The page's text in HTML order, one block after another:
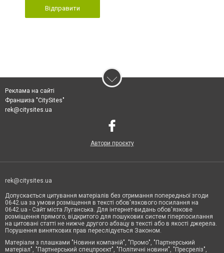
Відправити
Реклама на сайті
Франшиза "CitySites"
rek@citysites.ua
Автори проєкту
rek@citysites.ua
Допускається цитування матеріалів без отримання попередньої згоди
0642.ua за умови розміщення в тексті обов'язкового посилання на
0642.ua - Сайт міста Луганська. Для інтернет-видань обов'язкове
розміщення прямого, відкритого для пошукових систем гіперпосилання
на цитовані статті не нижче другого абзацу в тексті або в якості джерела.
Порушення виняткових прав переслідується Законом.
Матеріали з плашками "Новини компаній", "Промо", "Партнерський
матеріал", "Партнерський спецпроєкт", "Політичні новини", "Пресреліз",